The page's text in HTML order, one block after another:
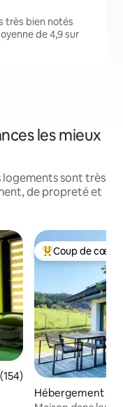
très bien notés
de 4,9 sur
les mieux
logements sont très
de propreté et
moyenne sur la
Coups de cœur
Coup de cœur
Hébergement ⋅